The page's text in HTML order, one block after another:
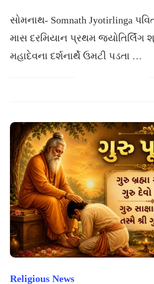
સોમનાથ- Somnath Jyotirlinga
માસ દરમિયાન પ્રથમ જ્યોતિર્લિંગ
મહાદેવના દર્શનાર્થે ઉમટી પડતા …
Religious News